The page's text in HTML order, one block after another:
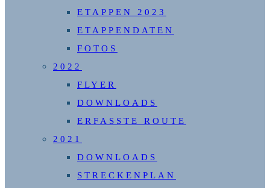
ETAPPEN 2023
ETAPPENDATEN
FOTOS
2022
FLYER
DOWNLOADS
ERFASSTE ROUTE
2021
DOWNLOADS
STRECKENPLAN